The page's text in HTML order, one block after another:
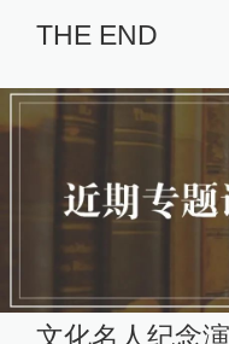
THE END
文化名人纪念